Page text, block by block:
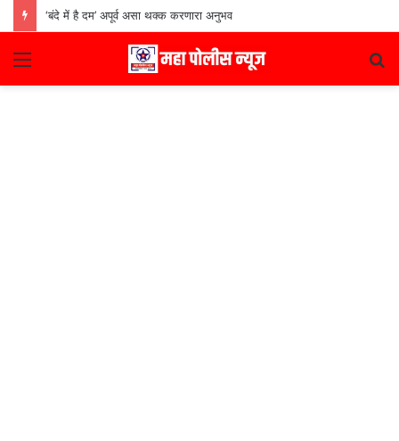
‘बंदे में है दम’ अपूर्व असा थक्क करणारा अनुभव
Menu